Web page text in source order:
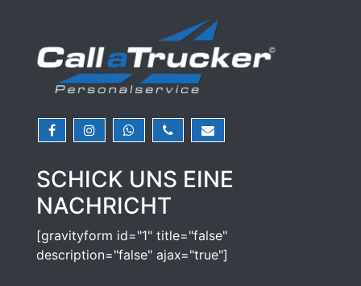
SCHICK UNS EINE
NACHRICHT
[gravityform id="1" title="false"
description="false" ajax="true"]